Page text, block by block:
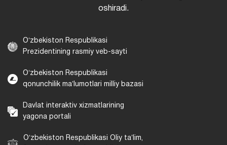
oshiradi.
Oʻzbekiston Respublikasi
Prezidentining rasmiy veb-sayti
Oʻzbekiston Respublikasi
qonunchilik maʼlumotlari milliy bazasi
Davlat interaktiv xizmatlarining
yagona portali
Oʻzbekiston Respublikasi Oliy taʼlim,